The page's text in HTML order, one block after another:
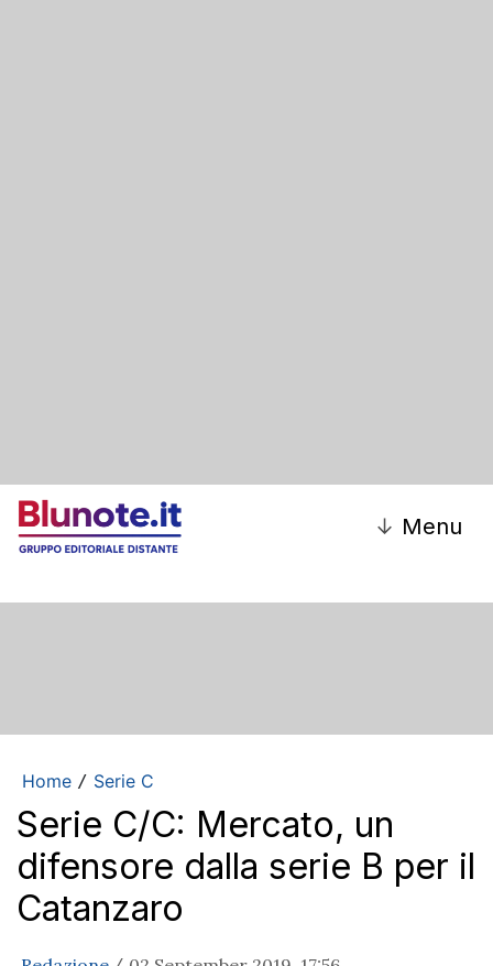
↓ Menu
Home / Serie C
Serie C/C: Mercato, un
difensore dalla serie B per il
Catanzaro